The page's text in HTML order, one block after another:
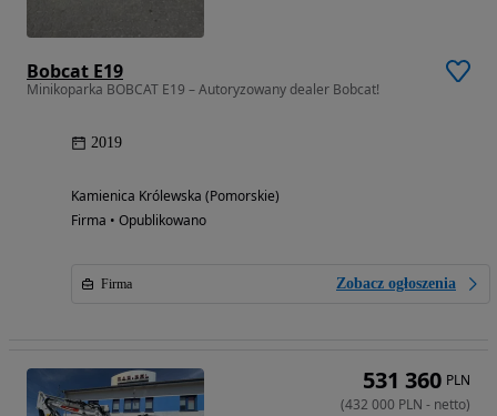
Bobcat E19
Minikoparka BOBCAT E19 – Autoryzowany dealer Bobcat!
2019
Kamienica Królewska (Pomorskie)
Firma • Opublikowano
Firma Zobacz ogłoszenia
531 360 PLN
(432 000 PLN - netto)